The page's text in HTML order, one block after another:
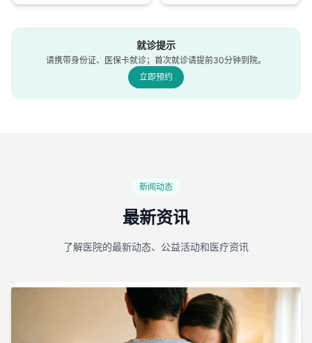
就诊提示
请携带身份证、医保卡就诊；首次就诊请提前30分钟到院。
立即预约
新闻动态
最新资讯
了解医院的最新动态、公益活动和医疗资讯